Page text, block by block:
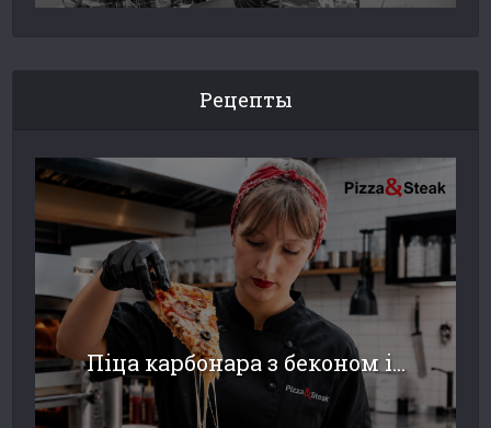
Рецепты
Піца карбонара з беконом і...